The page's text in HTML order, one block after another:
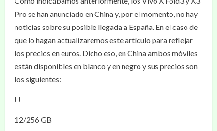
Pro se han anunciado en China y, por el momento, no hay
noticias sobre su posible llegada a España. En el caso de
que lo hagan actualizaremos este artículo para reflejar
los precios en euros. Dicho eso, en China ambos móviles
están disponibles en blanco y en negro y sus precios son
los siguientes:
U
12/256 GB